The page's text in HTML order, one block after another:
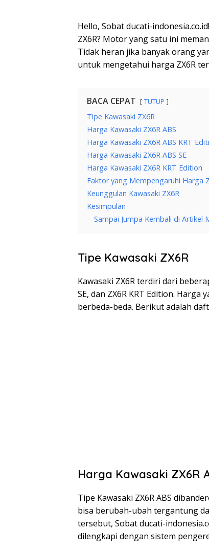
Hello, Sobat ducati-
ZX6R? Motor yang satu ini
Tidak heran jika banyak orang
untuk mengetahui harga ZX6R
BACA CEPAT TUTUP
Tipe Kawasaki ZX6R
Harga Kawasaki ZX6R ABS
Harga Kawasaki ZX6R ABS KRT
Harga Kawasaki ZX6R ABS SE
Harga Kawasaki ZX6R KRT Edition
Faktor yang Mempengaruhi Harga
Keunggulan Kawasaki ZX6R
Kesimpulan
Sampai Jumpa Kembali di Artikel
Tipe Kawasaki ZX6R
Kawasaki ZX6R terdiri dari
SE, dan ZX6R KRT Edition.
berbeda-beda. Berikut adalah
Harga Kawasaki ZX6R
Tipe Kawasaki ZX6R ABS
bisa berubah-ubah tergantung
tersebut, Sobat ducati-
dilengkapi dengan sistem